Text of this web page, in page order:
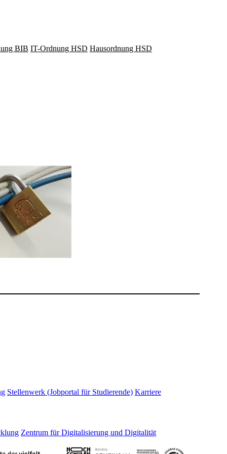
BIB IT-Ordnung HSD Hausordnung HSD
Stellenwerk (Jobportal für Studierende) Karriere
Zentrum für Digitalisierung und Digitalität